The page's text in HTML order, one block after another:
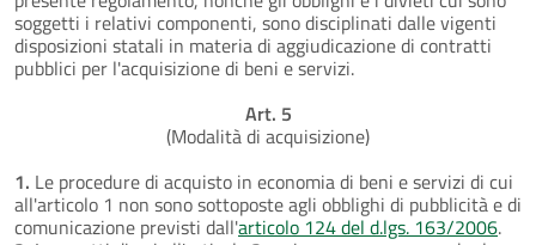
soggetti i relativi componenti, sono disciplinati dalle vigenti
disposizioni statali in materia di aggiudicazione di contratti
pubblici per l'acquisizione di beni e servizi.
Art. 5
(Modalità di acquisizione)
1. Le procedure di acquisto in economia di beni e servizi di cui
all'articolo 1 non sono sottoposte agli obblighi di pubblicità e di
comunicazione previsti dall'articolo 124 del d.lgs. 163/2006.